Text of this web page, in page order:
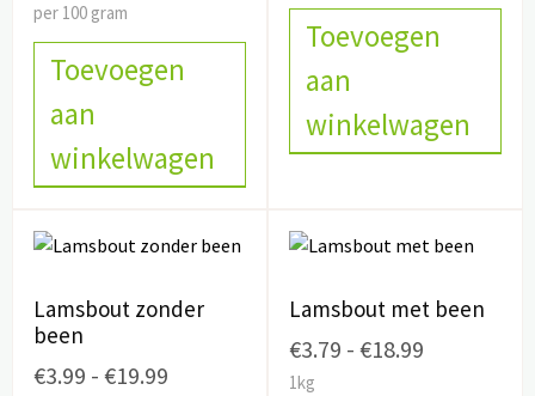
per 100 gram
Toevoegen
aan
winkelwagen
Toevoegen
aan
winkelwagen
Lamsbout zonder
been
€3.99 - €19.99
Lamsbout met been
€3.79 - €18.99
1kg